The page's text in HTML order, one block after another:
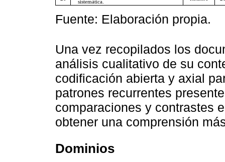
sistemática.
Fuente: Elaboración propia.
Una vez recopilados los
análisis cualitativo de su
codificación abierta y axial
patrones recurrentes
comparaciones y contrastes
obtener una comprensión
Dominios